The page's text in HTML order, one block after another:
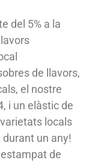
del 5% a la
de llavors,
el nostre
i un elàstic de
locals
un any!
de